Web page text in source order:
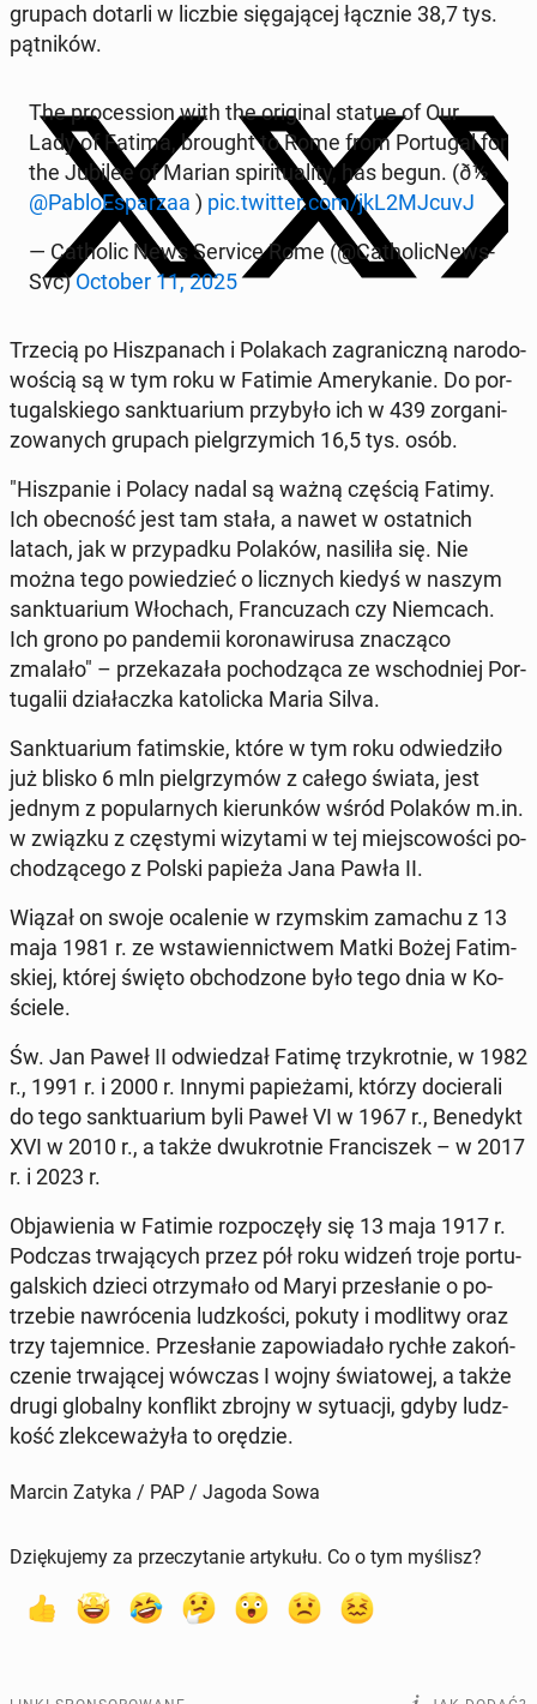
grupach dotarli w liczbie się­ga­ją­cej łącznie 38,7 tys.
pąt­ni­ków.
The pro­ces­sion with the ori­gi­nal statue of Our
Lady of Fatima, brought to Rome from Por­tu­gal for
the Jubilee of Marian spi­ri­tu­ali­ty, has begun. (ð½️
@Pa­blo­Espa­rzaa ) pic.twitter.com/jkL2MJcuvJ
— Ca­tho­lic News Service Rome (@Ca­tho­lic­News­
Svc)October 11, 2025
Trzecią po Hisz­pa­nach i Po­la­kach za­gra­nicz­ną na­ro­do­
wo­ścią są w tym roku w Fatimie Ame­ry­ka­nie. Do por­
tu­gal­skie­go sank­tu­arium przy­by­ło ich w 439 zor­ga­ni­
zo­wa­nych grupach piel­grzy­mich 16,5 tys. osób.
"Hisz­pa­nie i Polacy nadal są ważną częścią Fatimy.
Ich obec­ność jest tam stała, a nawet w ostat­nich
latach, jak w przy­pad­ku Polaków, na­si­li­ła się. Nie
można tego po­wie­dzieć o licz­nych kiedyś w naszym
sank­tu­arium Wło­chach, Fran­cu­zach czy Niem­cach.
Ich grono po pan­de­mii ko­ro­na­wi­ru­sa zna­czą­co
zmalało" – prze­ka­za­ła po­cho­dzą­ca ze wschod­niej Por­
tu­ga­lii dzia­łacz­ka ka­to­lic­ka Maria Silva.
Sank­tu­arium fa­tim­skie, które w tym roku od­wie­dzi­ło
już blisko 6 mln piel­grzy­mów z całego świata, jest
jednym z po­pu­lar­nych kie­run­ków wśród Polaków m.in.
w związku z czę­sty­mi wi­zy­ta­mi w tej miej­sco­wo­ści po­
cho­dzą­ce­go z Polski papieża Jana Pawła II.
Wiązał on swoje oca­le­nie w rzym­skim zamachu z 13
maja 1981 r. ze wsta­wien­nic­twem Matki Bożej Fa­tim­
skiej, której święto ob­cho­dzo­ne było tego dnia w Ko­
ście­le.
Św. Jan Paweł II od­wie­dzał Fatimę trzy­krot­nie, w 1982
r., 1991 r. i 2000 r. Innymi pa­pie­ża­mi, którzy do­cie­ra­li
do tego sank­tu­arium byli Paweł VI w 1967 r., Be­ne­dykt
XVI w 2010 r., a także dwu­krot­nie Fran­ci­szek – w 2017
r. i 2023 r.
Ob­ja­wie­nia w Fatimie roz­po­czę­ły się 13 maja 1917 r.
Podczas trwa­ją­cych przez pół roku widzeń troje por­tu­
gal­skich dzieci otrzy­ma­ło od Maryi prze­sła­nie o po­
trze­bie na­wró­ce­nia ludz­ko­ści, pokuty i mo­dli­twy oraz
trzy ta­jem­ni­ce. Prze­sła­nie za­po­wia­da­ło rychłe za­koń­
cze­nie trwa­ją­cej wówczas I wojny świa­to­wej, a także
drugi glo­bal­ny kon­flikt zbrojny w sy­tu­acji, gdyby ludz­
kość zlek­ce­wa­ży­ła to orędzie.
Marcin Zatyka / PAP / Jagoda Sowa
Dziękujemy za przeczytanie artykułu. Co o tym myślisz?